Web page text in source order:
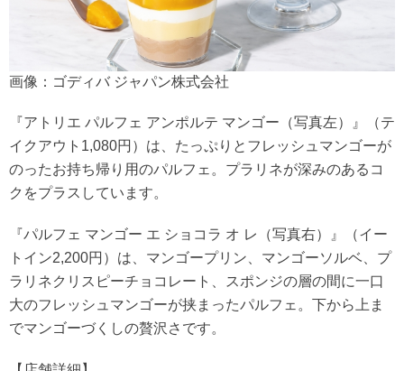
画像：ゴディバ ジャパン株式会社
『アトリエ パルフェ アンポルテ マンゴー（写真左）』（テ
イクアウト1,080円）は、たっぷりとフレッシュマンゴーが
のったお持ち帰り用のパルフェ。プラリネが深みのあるコ
クをプラスしています。
『パルフェ マンゴー エ ショコラ オ レ（写真右）』（イー
トイン2,200円）は、マンゴープリン、マンゴーソルベ、プ
ラリネクリスピーチョコレート、スポンジの層の間に一口
大のフレッシュマンゴーが挟まったパルフェ。下から上ま
でマンゴーづくしの贅沢さです。